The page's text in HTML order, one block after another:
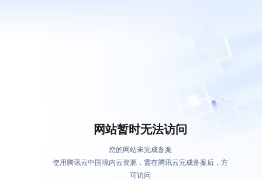
网站暂时无法访问
您的网站未完成备案
使用腾讯云中国境内云资源，需在腾讯云完成备案后，方
可访问